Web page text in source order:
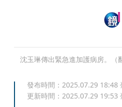
沈玉琳傳出緊急進加護病房。（
發布時間： 2025.07.29 18:48
更新時間： 2025.07.29 19:53